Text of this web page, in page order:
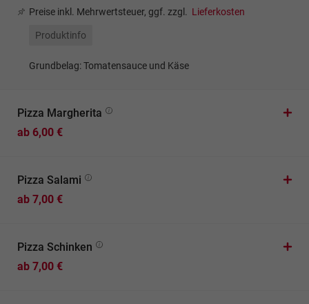
Preise inkl. Mehrwertsteuer, ggf. zzgl. Lieferkosten
Produktinfo
Grundbelag: Tomatensauce und Käse
Pizza Margherita
ab 6,00 €
Pizza Salami
ab 7,00 €
Pizza Schinken
ab 7,00 €